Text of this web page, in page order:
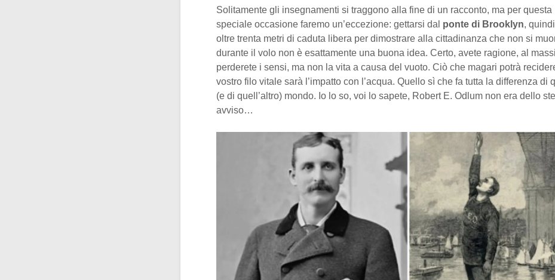
Solitamente gli insegnamenti si traggono alla fine di un racconto, ma per questa
speciale occasione faremo un’eccezione: gettarsi dal ponte di Brooklyn,
oltre trenta metri di caduta libera per dimostrare alla cittadinanza che non si
durante il volo non è esattamente una buona idea. Certo, avete ragione, al
perderete i sensi, ma non la vita a causa del vuoto. Ciò che magari potrà
vostro filo vitale sarà l’impatto con l’acqua. Quello sì che fa tutta la differenza di
(e di quell’altro) mondo. Io lo so, voi lo sapete, Robert E. Odlum non era dello
avviso…